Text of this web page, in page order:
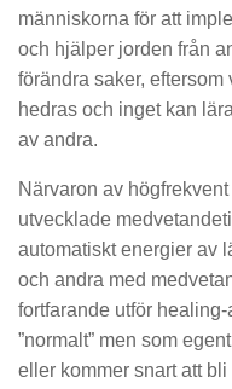
människorna för att
och hjälper jorden från
förändra saker,
hedras och inget kan
av andra.
Närvaron av
utvecklade
automatiskt energier av
och andra med
fortfarande utför
”normalt” men som
eller kommer snart att